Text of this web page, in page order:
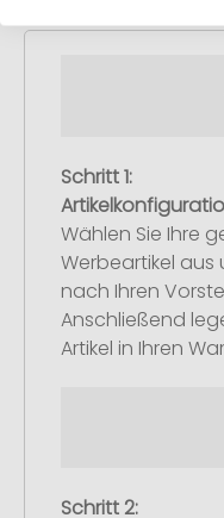
Schritt 1:
Wählen Sie Ihre
Werbeartikel aus
nach Ihren
Anschließend
Artikel in Ihren
Schritt 2: